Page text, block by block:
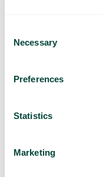
Selection
Necessary
Preferences
Statistics
Marketing
Découvrez ce que